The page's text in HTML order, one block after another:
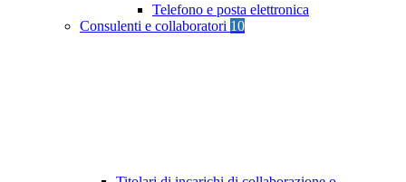
Telefono e posta elettronica
Consulenti e collaboratori 10